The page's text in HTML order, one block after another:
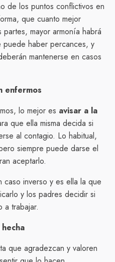
de los puntos conflictivos en
que cuanto mejor
mayor armonía habrá
haber percances, y
mantenerse en casos
enfermos
lo mejor es avisar a la
que ella misma decida si
al contagio. Lo habitual,
siempre puede darse el
aceptarlo.
caso inverso y es ella la que
y los padres decidir si
a trabajar.
que agradezcan y valoren